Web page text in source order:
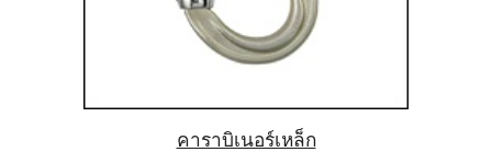
คาราบิเนอร์เหล็ก